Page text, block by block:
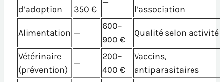
d’adoption
350 €
—
l’association
Alimentation —
600–
900 €
Qualité selon activité
Vétérinaire
(prévention)
—
200–
400 €
Vaccins,
antiparasitaires